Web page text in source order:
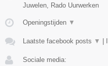
Juwelen, Rado Uurwerken
Openingstijden ▼
Laatste facebook posts ▼
Sociale media: